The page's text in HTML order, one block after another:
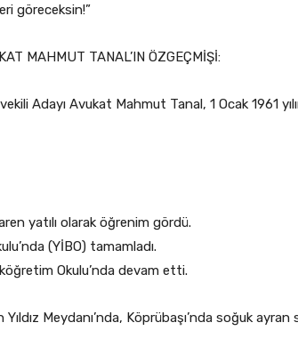
göreceksin!”
MAHMUT TANAL’IN ÖZGEÇMİŞİ:
Adayı Avukat Mahmut Tanal, 1 Ocak 1961
yatılı olarak öğrenim gördü.
(YİBO) tamamladı.
Okulu’nda devam etti.
Yıldız Meydanı’nda, Köprübaşı’nda soğuk ayran